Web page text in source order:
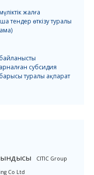
жалға
тендер өткізу туралы
субсидия
туралы ақпарат
CITIC Group
Co Ltd